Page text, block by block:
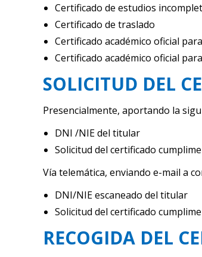
Certificado de estudios
Certificado de traslado
Certificado académico oficial
Certificado académico oficial
SOLICITUD DEL
Presencialmente, aportando la
DNI /NIE del titular
Solicitud del certificado
Vía telemática, enviando e-mail a
DNI/NIE escaneado del titular
Solicitud del certificado
RECOGIDA DEL